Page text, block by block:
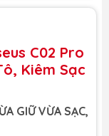
C02 Pro
Kiêm Sạc
GIỮ VỪA SẠC,